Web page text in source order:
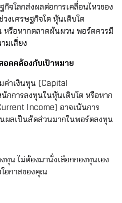
กิจโลกส่งผลต่อการเคลื่อนไหวของ
งเศรษฐกิจโต หุ้นเติบโต
รือหากตลาดผันผวน พอร์ตควรมี
มเสี่ยง
ดคล้องกับเป้าหมาย
ค่าเงินทุน (Capital
การลงทุนในหุ้นเติบโต หรือหาก
Income) อาจเน้นการ
ลเป็นสัดส่วนมากในพอร์ตลงทุน
น ไม่ต้องมานั่งเลือกกองทุนเอง
อกาสของคุณ